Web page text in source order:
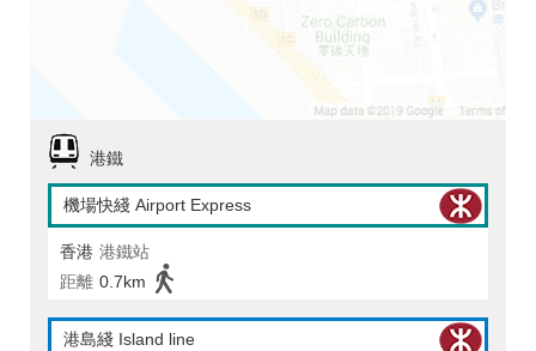
港鐵
機場快綫 Airport Express
香港 港鐵站
距離 0.7km
港島綫 Island line